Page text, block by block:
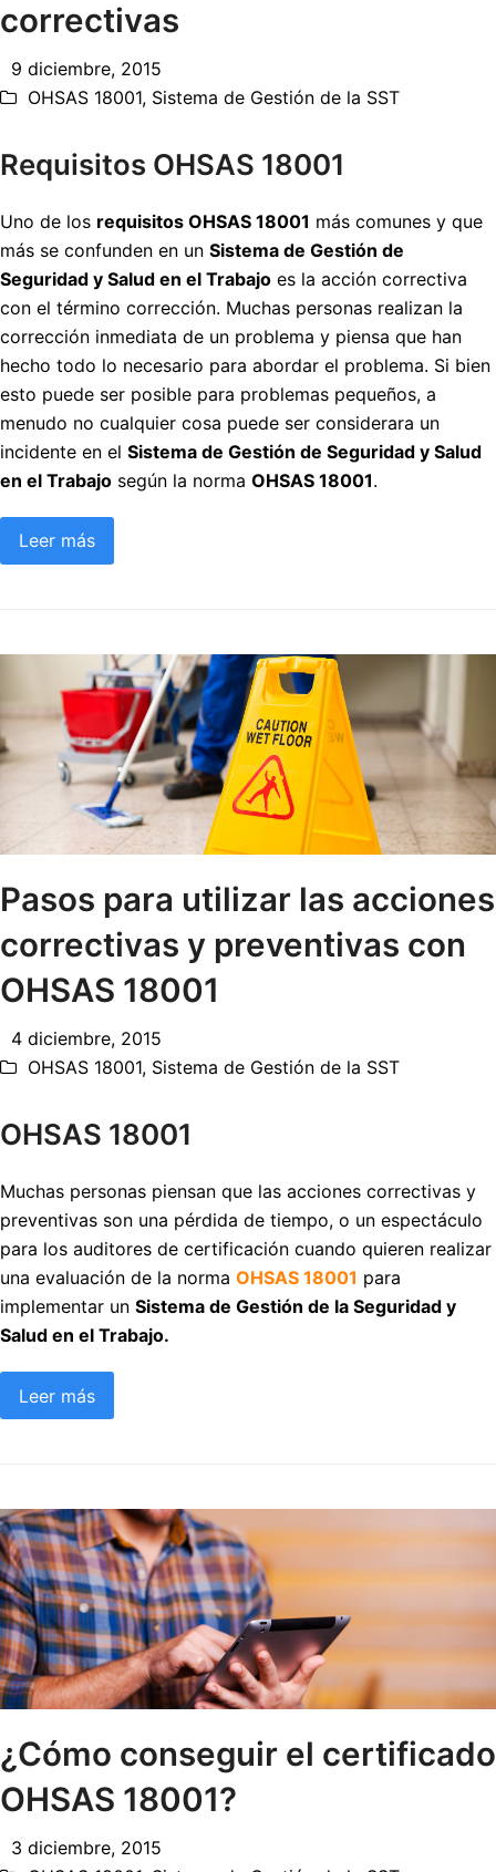
correctivas
9 diciembre, 2015
OHSAS 18001, Sistema de Gestión de la SST
Requisitos OHSAS 18001
Uno de los requisitos OHSAS 18001 más comunes y que
más se confunden en un Sistema de Gestión de
Seguridad y Salud en el Trabajo es la acción correctiva
con el término corrección. Muchas personas realizan la
corrección inmediata de un problema y piensa que han
hecho todo lo necesario para abordar el problema. Si bien
esto puede ser posible para problemas pequeños, a
menudo no cualquier cosa puede ser considerara un
incidente en el Sistema de Gestión de Seguridad y Salud
en el Trabajo según la norma OHSAS 18001.
Leer más
Pasos para utilizar las acciones
correctivas y preventivas con
OHSAS 18001
4 diciembre, 2015
OHSAS 18001, Sistema de Gestión de la SST
OHSAS 18001
Muchas personas piensan que las acciones correctivas y
preventivas son una pérdida de tiempo, o un espectáculo
para los auditores de certificación cuando quieren realizar
una evaluación de la norma OHSAS 18001 para
implementar un Sistema de Gestión de la Seguridad y
Salud en el Trabajo.
Leer más
¿Cómo conseguir el certificado
OHSAS 18001?
3 diciembre, 2015